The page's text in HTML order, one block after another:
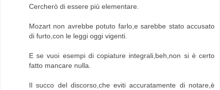
Cercherò di essere più elementare.
Mozart non avrebbe potuto farlo,e sarebbe stato accusato
di furto,con le leggi oggi vigenti.
E se vuoi esempi di copiature integrali,beh,non si è certo
fatto mancare nulla.
Il succo del discorso,che eviti accuratamente di notare,è